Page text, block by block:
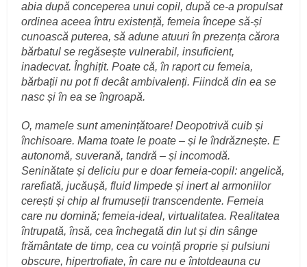
abia după conceperea unui copil, după ce-a propulsat
ordinea aceea întru existență, femeia începe să-și
cunoască puterea, să adune atuuri în prezența cărora
bărbatul se regăsește vulnerabil, insuficient,
inadecvat. Înghițit.Poate că, în raport cu femeia,
bărbații nu pot fi decât ambivalenți. Fiindcă din ea se
nasc și în ea se îngroapă.
O, mamele sunt amenințătoare! Deopotrivă cuib și
închisoare. Mama toate le poate – și le îndrăznește. E
autonomă, suverană, tandră – și incomodă.
Seninătate și deliciu pur e doar femeia-copil: angelică,
rarefiată, jucăușă, fluid limpede și inert al armoniilor
cerești și chip al frumuseții transcendente. Femeia
care nu domină; femeia-ideal, virtualitatea. Realitatea
întrupată, însă, cea închegată din lut și din sânge
frământate de timp, cea cu voință proprie și pulsiuni
obscure, hipertrofiate, în care nu e întotdeauna cu